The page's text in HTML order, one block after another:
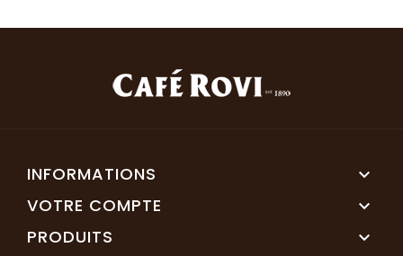
INFORMATIONS 
VOTRE COMPTE 
PRODUITS 